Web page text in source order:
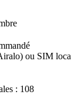
ou SIM
: 108